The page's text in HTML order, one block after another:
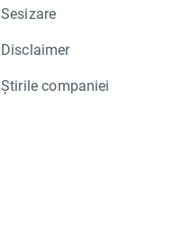
Sesizare
Disclaimer
Știrile companiei